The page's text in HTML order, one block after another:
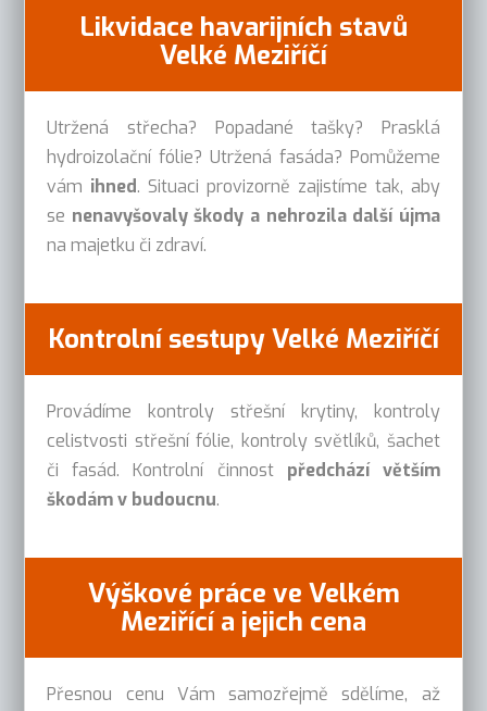
Likvidace havarijních stavů
Velké Meziříčí
Utržená střecha? Popadané tašky? Prasklá
hydroizolační fólie? Utržená fasáda? Pomůžeme
vám ihned. Situaci provizorně zajistíme tak, aby
se nenavyšovaly škody a nehrozila další újma
na majetku či zdraví.
Kontrolní sestupy Velké Meziříčí
Provádíme kontroly střešní krytiny, kontroly
celistvosti střešní fólie, kontroly světlíků, šachet
či fasád. Kontrolní činnost předchází větším
škodám v budoucnu.
Výškové práce ve Velkém
Meziřící a jejich cena
Přesnou cenu Vám samozřejmě sdělíme, až